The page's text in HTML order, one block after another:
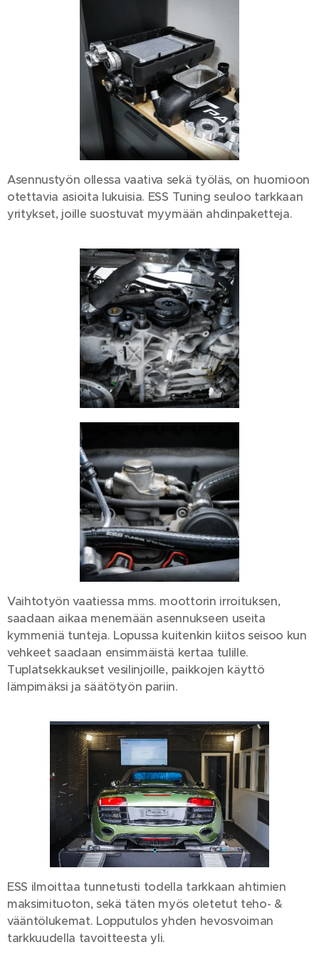
Asennustyön ollessa vaativa sekä työläs, on huomioon
otettavia asioita lukuisia. ESS Tuning seuloo tarkkaan
yritykset, joille suostuvat myymään ahdinpaketteja.
Vaihtotyön vaatiessa mms. moottorin irroituksen,
saadaan aikaa menemään asennukseen useita
kymmeniä tunteja. Lopussa kuitenkin kiitos seisoo kun
vehkeet saadaan ensimmäistä kertaa tulille.
Tuplatsekkaukset vesilinjoille, paikkojen käyttö
lämpimäksi ja säätötyön pariin.
ESS ilmoittaa tunnetusti todella tarkkaan ahtimien
maksimituoton, sekä täten myös oletetut teho- &
vääntölukemat. Lopputulos yhden hevosvoiman
tarkkuudella tavoitteesta yli.